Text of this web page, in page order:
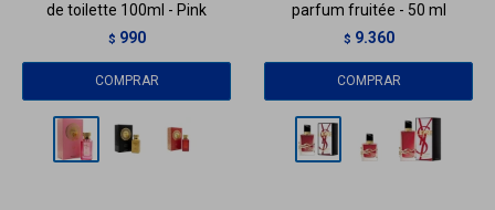
de toilette 100ml - Pink
$ 990
parfum fruitée - 50 ml
$ 9.360